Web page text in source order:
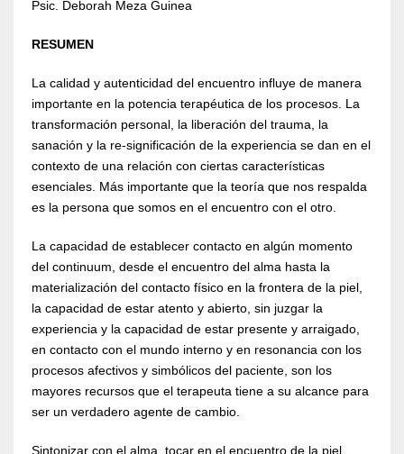
Psic. Deborah Meza Guinea
RESUMEN
La calidad y autenticidad del encuentro influye de manera
importante en la potencia terapéutica de los procesos. La
transformación personal, la liberación del trauma, la
sanación y la re-significación de la experiencia se dan en el
contexto de una relación con ciertas características
esenciales. Más importante que la teoría que nos respalda
es la persona que somos en el encuentro con el otro.
La capacidad de establecer contacto en algún momento
del continuum, desde el encuentro del alma hasta la
materialización del contacto físico en la frontera de la piel,
la capacidad de estar atento y abierto, sin juzgar la
experiencia y la capacidad de estar presente y arraigado,
en contacto con el mundo interno y en resonancia con los
procesos afectivos y simbólicos del paciente, son los
mayores recursos que el terapeuta tiene a su alcance para
ser un verdadero agente de cambio.
Sintonizar con el alma, tocar en el encuentro de la piel,